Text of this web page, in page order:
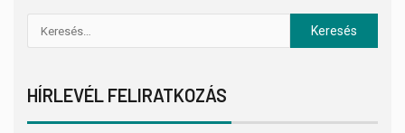
HÍRLEVÉL FELIRATKOZÁS